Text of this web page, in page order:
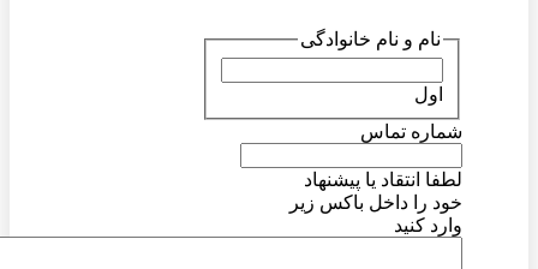
نام و نام خانوادگی
شماره تماس
لطفا انتقاد یا پیشنهاد
خود را داخل باکس زیر
وارد کنید